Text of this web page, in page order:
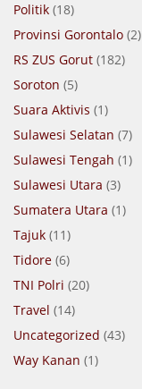
Politik (18)
Provinsi Gorontalo (2)
RS ZUS Gorut (182)
Soroton (5)
Suara Aktivis (1)
Sulawesi Selatan (7)
Sulawesi Tengah (1)
Sulawesi Utara (3)
Sumatera Utara (1)
Tajuk (11)
Tidore (6)
TNI Polri (20)
Travel (14)
Uncategorized (43)
Way Kanan (1)